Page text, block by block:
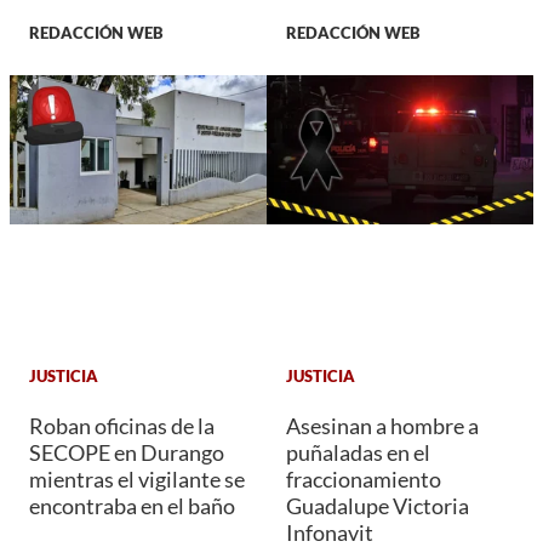
REDACCIÓN WEB REDACCIÓN WEB
JUSTICIA
Roban oficinas de la
SECOPE en Durango
mientras el vigilante se
encontraba en el baño
JUSTICIA
Asesinan a hombre a
puñaladas en el
fraccionamiento
Guadalupe Victoria
Infonavit